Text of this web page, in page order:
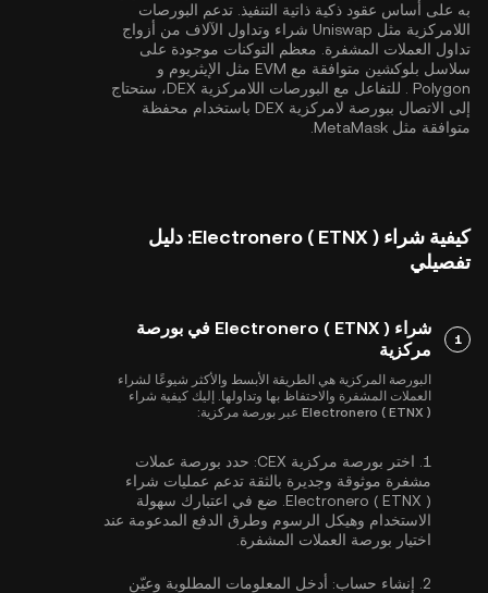
به على أساس عقود ذكية ذاتية التنفيذ. تدعم البورصات
اللامركزية مثل Uniswap شراء وتداول الآلاف من أزواج
تداول العملات المشفرة. معظم التوكنات موجودة على
سلاسل بلوكشين متوافقة مع EVM مثل
الإيثريوم و
Polygon
. للتفاعل مع البورصات اللامركزية DEX، ستحتاج
إلى الاتصال ببورصة لامركزية DEX باستخدام محفظة
متوافقة مثل MetaMask.
كيفية شراء Electronero ( ETNX ): دليل
تفصيلي
1
شراء Electronero ( ETNX ) في بورصة
مركزية
البورصة المركزية هي الطريقة الأبسط والأكثر شيوعًا لشراء
العملات المشفرة والاحتفاظ بها وتداولها. إليك كيفية شراء
Electronero ( ETNX ) عبر بورصة مركزية:
1. اختر بورصة مركزية CEX:
حدد بورصة عملات
مشفرة موثوقة وجديرة بالثقة تدعم عمليات شراء
Electronero ( ETNX ). ضع في اعتبارك سهولة
الاستخدام وهيكل الرسوم وطرق الدفع المدعومة عند
اختيار بورصة العملات المشفرة.
2. إنشاء حساب: أدخل المعلومات المطلوبة وعيّن